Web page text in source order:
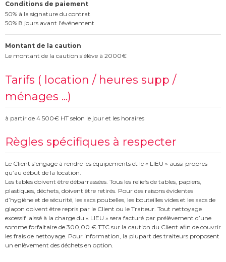
Conditions de paiement
50% à la signature du contrat
50% 8 jours avant l'événement
Montant de la caution
Le montant de la caution s'élève à 2000€
Tarifs ( location / heures supp /
ménages ...)
à partir de 4 500€ HT selon le jour et les horaires
Règles spécifiques à respecter
Le Client s’engage à rendre les équipements et le « LIEU » aussi propres
qu’au début de la location.
Les tables doivent être débarrassées. Tous les reliefs de tables, papiers,
plastiques, déchets, doivent être retirés. Pour des raisons évidentes
d’hygiène et de sécurité, les sacs poubelles, les bouteilles vides et les sacs de
glaçon doivent être repris par le Client ou le Traiteur. Tout nettoyage
excessif laissé à la charge du « LIEU » sera facturé par prélèvement d’une
somme forfaitaire de 300,00 € TTC sur la caution du Client afin de couvrir
les frais de nettoyage. Pour information, la plupart des traiteurs proposent
un enlèvement des déchets en option.